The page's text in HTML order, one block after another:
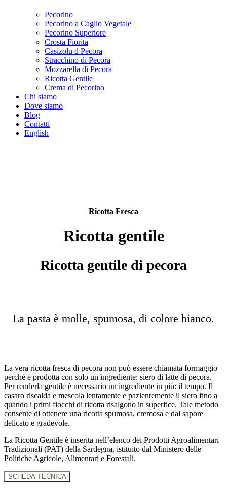
Pecorino
Pecorino a Caglio Vegetale
Pecorino Superiore
Crosta Fiorita
Casizolu d Pecora
Stracchino di Pecora
Mozzarella di Pecora
Ricotta Gentile
Crema di Pecorino
Chi siamo
Dove siamo
Blog
Contatti
English
Ricotta Fresca
Ricotta gentile
Ricotta gentile di pecora
La pasta è molle, spumosa, di colore bianco.
La vera ricotta fresca di pecora non può essere chiamata formaggio
perché è prodotta con solo un ingrediente: siero di latte di pecora.
Per renderla gentile è necessario un ingrediente in più: il tempo. Il
casaro riscalda e mescola lentamente e pazientemente il siero fino a
quando i primi fiocchi di ricotta risalgono in superfice. Tale metodo
consente di ottenere una ricotta spumosa, cremosa e dal sapore
delicato e gradevole.
La Ricotta Gentile è inserita nell’elenco dei Prodotti Agroalimentari
Tradizionali (PAT) della Sardegna, istituito dal Ministero delle
Politiche Agricole, Alimentari e Forestali.
SCHEDA TECNICA